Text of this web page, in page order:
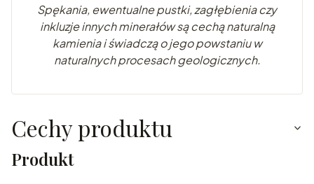
Spękania, ewentualne pustki, zagłębienia czy
inkluzje innych minerałów są cechą naturalną
kamienia i świadczą o jego powstaniu w
naturalnych procesach geologicznych.
Cechy produktu
Produkt